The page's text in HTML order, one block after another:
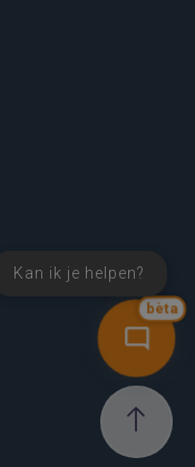
bèta
Kan ik je helpen?